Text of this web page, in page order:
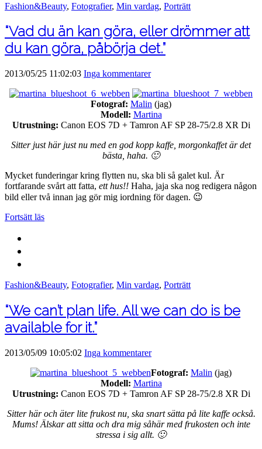
Fashion&Beauty, Fotografier, Min vardag, Porträtt
“Vad du än kan göra, eller drömmer att
du kan göra, påbörja det.”
2013/05/25 11:02:03 Inga kommentarer
Fotograf: Malin (jag)
Modell: Martina
Utrustning: Canon EOS 7D + Tamron AF SP 28-75/2.8 XR Di
Sitter just här just nu med en god kopp kaffe, morgonkaffet är det
bästa, haha. 🙂
Mycket funderingar kring flytten nu, ska bli så galet kul. Är
fortfarande svårt att fatta, ett hus!! Haha, jaja ska nog redigera någon
bild eller två innan jag gör mig iordning för dagen. 😉
Fortsätt läs
Fashion&Beauty, Fotografier, Min vardag, Porträtt
“We can’t plan life. All we can do is be
available for it.”
2013/05/09 10:05:02 Inga kommentarer
Fotograf: Malin (jag)
Modell: Martina
Utrustning: Canon EOS 7D + Tamron AF SP 28-75/2.8 XR Di
Sitter här och äter lite frukost nu, ska snart sätta på lite kaffe också.
Mums! Älskar att sitta och dra mig såhär med frukosten och inte
stressa i sig allt. 🙂